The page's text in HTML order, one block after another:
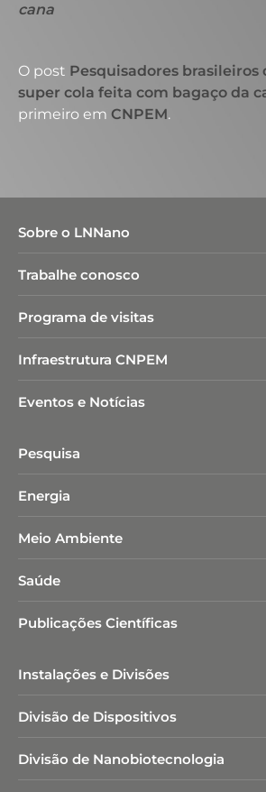
cana
O post Pesquisadores brasileiros
super cola feita com bagaço da
primeiro em CNPEM.
Sobre o LNNano
Trabalhe conosco
Programa de visitas
Infraestrutura CNPEM
Eventos e Notícias
Pesquisa
Energia
Meio Ambiente
Saúde
Publicações Científicas
Instalações e Divisões
Divisão de Dispositivos
Divisão de Nanobiotecnologia​